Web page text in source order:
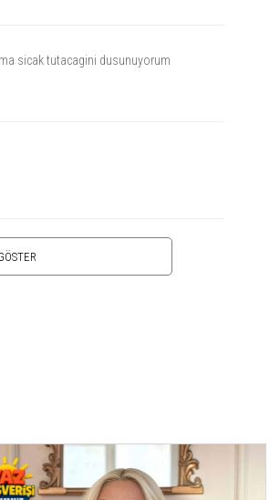
sicak tutacagini dusunuyorum